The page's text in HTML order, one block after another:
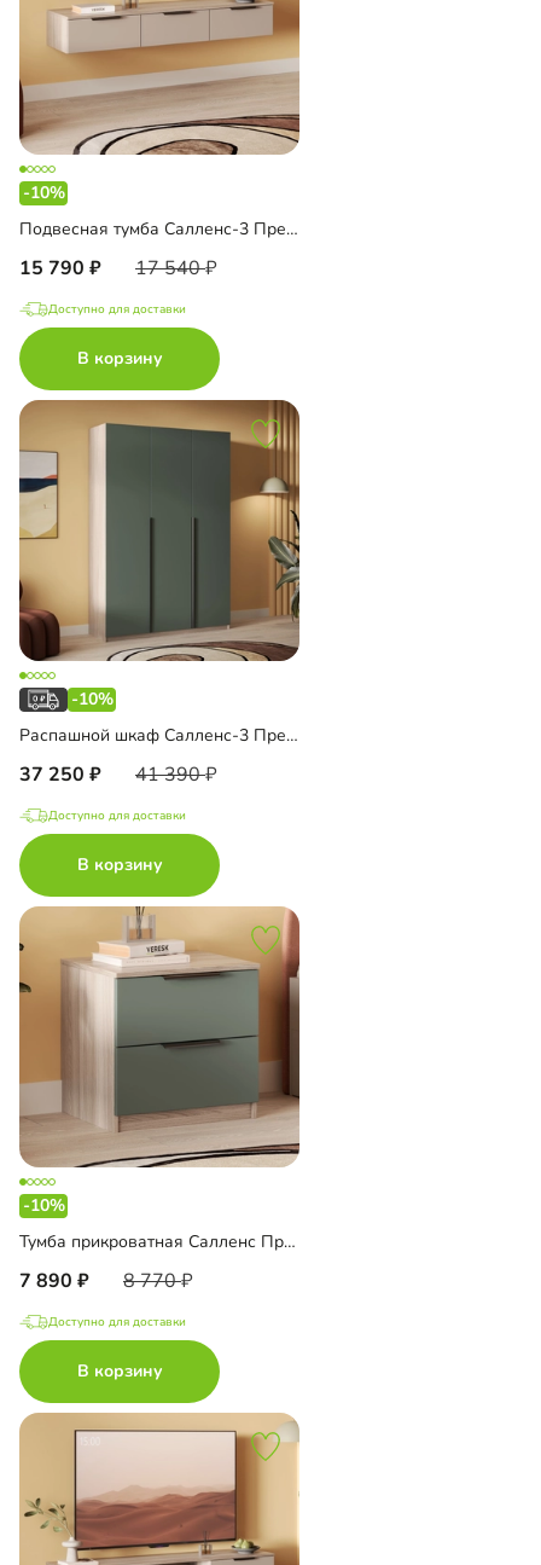
-10%
Подвесная тумба Салленс-3 Премиум
15 790 17 540
Доступно для доставки
В корзину
-10%
Распашной шкаф Салленс-3 Премиум
37 250 41 390
Доступно для доставки
В корзину
-10%
Тумба прикроватная Салленс Премиум
7 890 8 770
Доступно для доставки
В корзину